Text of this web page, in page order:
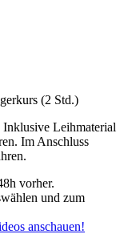
(2 Std.)
Leihmaterial
Im Anschluss
vorher.
und zum
anschauen!